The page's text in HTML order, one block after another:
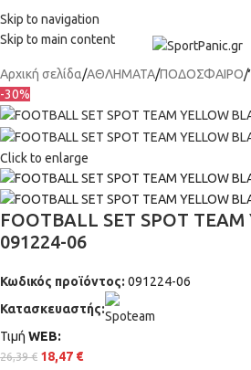
Skip to navigation
Skip to main content
Αρχική σελίδα ΑΘΛΗΜΑΤΑ ΠΟΔΟΣΦΑΙΡΟ
-30%
Click to enlarge
FOOTBALL SET SPOT TEAM
091224-06
Κωδικός προϊόντος: 091224-06
Κατασκευαστής:
Τιμή WΕΒ:
26,39€ 18,47 €